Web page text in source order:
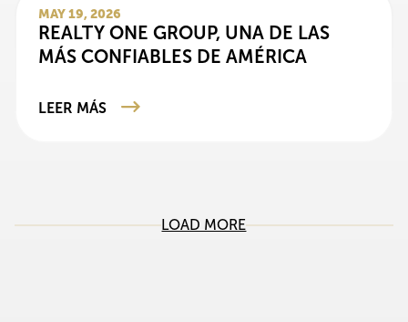
MAY 19, 2026
REALTY ONE GROUP, UNA DE LAS
MÁS CONFIABLES DE AMÉRICA
LEER MÁS
LOAD MORE